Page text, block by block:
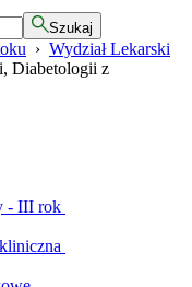
Szukaj
› Wydział Lekarski
Diabetologii z
- III rok